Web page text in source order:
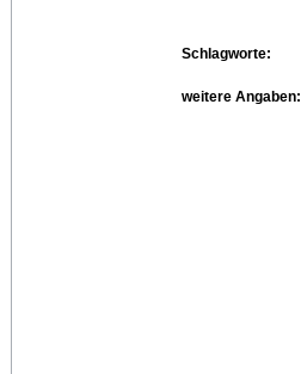
Schlagworte:
weitere Angaben: